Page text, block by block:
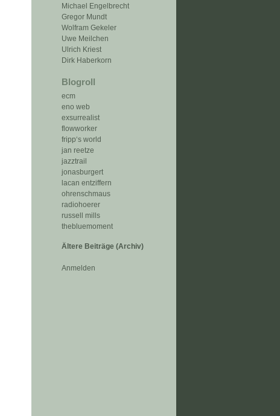
Michael Engelbrecht
Gregor Mundt
Wolfram Gekeler
Uwe Meilchen
Ulrich Kriest
Dirk Haberkorn
Blogroll
ecm
eno web
exsurrealist
flowworker
fripp‘s world
jan reetze
jazztrail
jonasburgert
lacan entziffern
ohrenschmaus
radiohoerer
russell mills
thebluemoment
Ältere Beiträge (Archiv)
Anmelden